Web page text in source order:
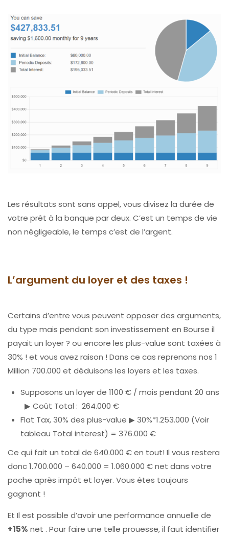
Les résultats sont sans appel, vous divisez la durée de
votre prêt à la banque par deux. C’est un temps de vie
non négligeable, le temps c’est de l’argent.
L’argument du loyer et des taxes !
Certains d’entre vous peuvent opposer des arguments,
du type mais pendant son investissement en Bourse il
payait un loyer ? ou encore les plus-value sont taxées à
30% ! et vous avez raison ! Dans ce cas reprenons nos 1
Million 700.000 et déduisons les loyers et les taxes.
Supposons un loyer de 1100 € / mois pendant 20 ans
▶ Coût Total : 264.000 €
Flat Tax, 30% des plus-value ▶ 30%*1.253.000 (Voir
tableau Total interest) = 376.000 €
Ce qui fait un total de 640.000 € en tout! Il vous restera
donc 1.700.000 – 640.000 = 1.060.000 € net dans votre
poche après impôt et loyer. Vous êtes toujours
gagnant !
Et Il est possible d’avoirune performance annuelle de
+15% net . Pour faire une telle prouesse, il faut identifier